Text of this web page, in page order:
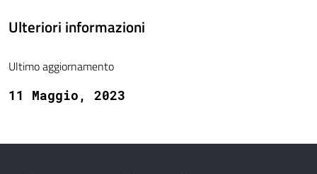
Ulteriori informazioni
Ultimo aggiornamento
11 Maggio, 2023